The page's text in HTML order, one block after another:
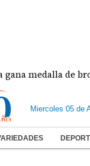
de bronce
Miercoles 05 de